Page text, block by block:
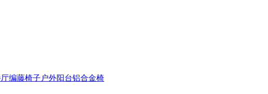
编藤椅子户外阳台铝合金椅